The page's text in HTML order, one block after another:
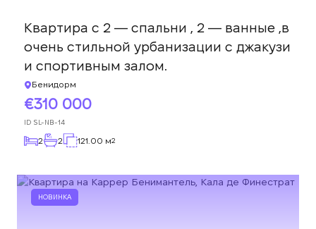
Квартира с 2 — спальни , 2 — ванные ,в
очень стильной урбанизации с джакузи
и спортивным залом.
Бенидорм
310 000
ID SL-NB-14
2 2 121.00 м2
НОВИНКА